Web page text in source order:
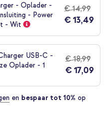
- Oplader -
- Power
- Wit
€ 14,99
€ 13,49
USB-C -
Oplader - 1
€ 18,99
€ 17,09
en bespaar tot 10% op